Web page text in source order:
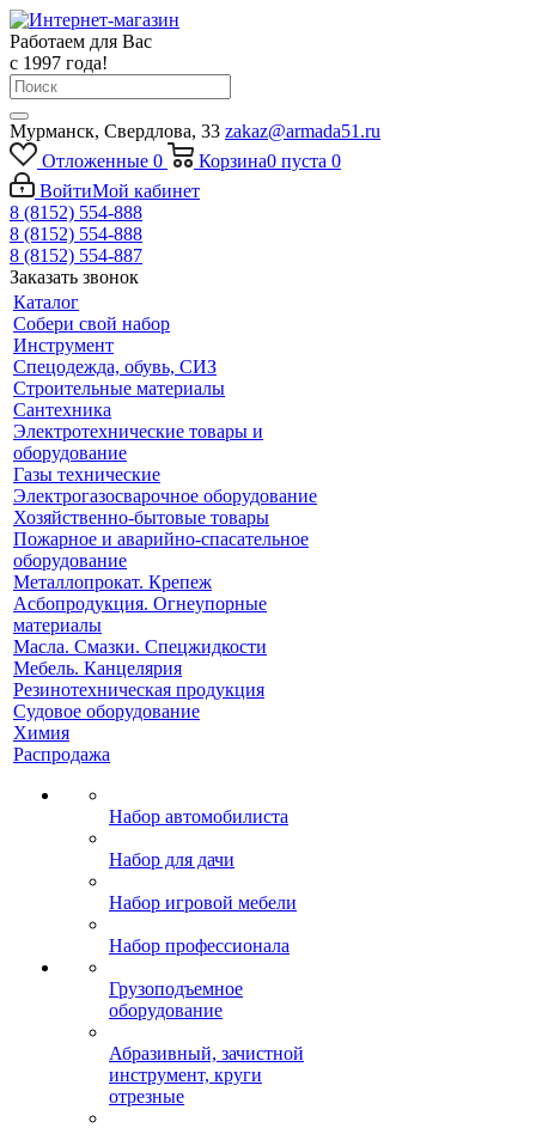
Работаем для Вас
с 1997 года!
Мурманск, Свердлова, 33 zakaz@armada51.ru
Отложенные 0 Корзина0 пуста 0
ВойтиМой кабинет
8 (8152) 554-888
8 (8152) 554-888
8 (8152) 554-887
Заказать звонок
Каталог
Собери свой набор
Инструмент
Спецодежда, обувь, СИЗ
Строительные материалы
Сантехника
Электротехнические товары и
оборудование
Газы технические
Электрогазосварочное оборудование
Хозяйственно-бытовые товары
Пожарное и аварийно-спасательное
оборудование
Металлопрокат. Крепеж
Асбопродукция. Огнеупорные
материалы
Масла. Смазки. Спецжидкости
Мебель. Канцелярия
Резинотехническая продукция
Судовое оборудование
Химия
Распродажа
Набор автомобилиста
Набор для дачи
Набор игровой мебели
Набор профессионала
Грузоподъемное
оборудование
Абразивный, зачистной
инструмент, круги
отрезные